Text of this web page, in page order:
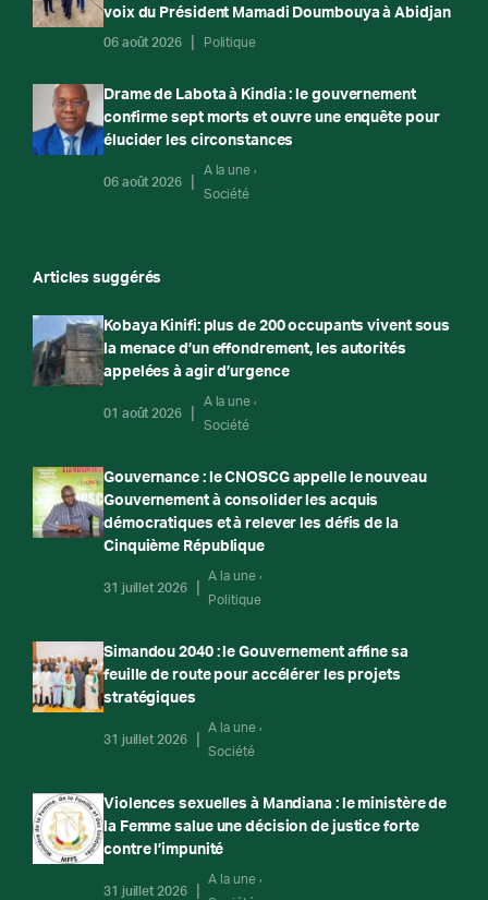
voix du Président Mamadi Doumbouya à Abidjan
06 août 2026 Politique
Drame de Labota à Kindia : le gouvernement
confirme sept morts et ouvre une enquête pour
élucider les circonstances
06 août 2026
A la une
Société
Articles suggérés
Kobaya Kinifi: plus de 200 occupants vivent sous
la menace d’un effondrement, les autorités
appelées à agir d’urgence
01 août 2026
A la une
Société
Gouvernance : le CNOSCG appelle le nouveau
Gouvernement à consolider les acquis
démocratiques et à relever les défis de la
Cinquième République
31 juillet 2026
A la une
Politique
Simandou 2040 : le Gouvernement affine sa
feuille de route pour accélérer les projets
stratégiques
31 juillet 2026
A la une
Société
Violences sexuelles à Mandiana : le ministère de
la Femme salue une décision de justice forte
contre l’impunité
31 juillet 2026
A la une